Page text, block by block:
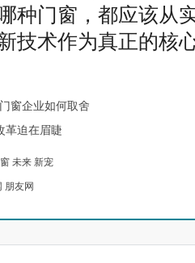
种门窗，都应该从
技术作为真正的核
窗企业如何取舍
革迫在眉睫
未来 新宠
朋友网